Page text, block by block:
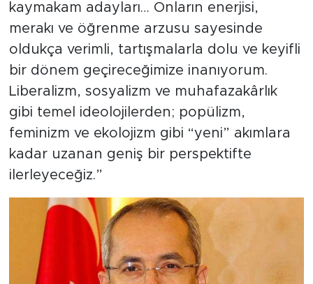
kaymakam adayları… Onların enerjisi,
merakı ve öğrenme arzusu sayesinde
oldukça verimli, tartışmalarla dolu ve keyifli
bir dönem geçireceğimize inanıyorum.
Liberalizm, sosyalizm ve muhafazakârlık
gibi temel ideolojilerden; popülizm,
feminizm ve ekolojizm gibi “yeni” akımlara
kadar uzanan geniş bir perspektifte
ilerleyeceğiz.”